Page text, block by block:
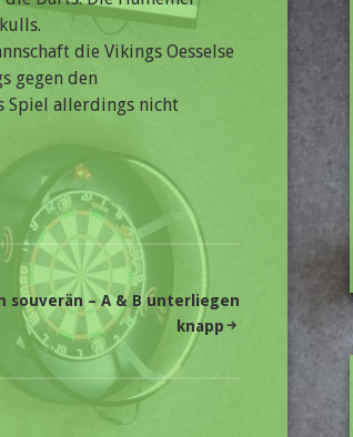
die Vikings Oesselse
gegen den
Spiel allerdings nicht
souverän – A & B unterliegen
knapp